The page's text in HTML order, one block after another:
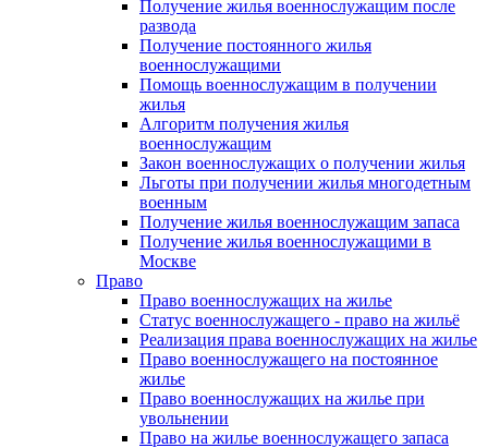
Получение жилья военнослужащим после
развода
Получение постоянного жилья
военнослужащими
Помощь военнослужащим в получении
жилья
Алгоритм получения жилья
военнослужащим
Закон военнослужащих о получении жилья
Льготы при получении жилья многодетным
военным
Получение жилья военнослужащим запаса
Получение жилья военнослужащими в
Москве
Право
Право военнослужащих на жилье
Статус военнослужащего - право на жильё
Реализация права военнослужащих на жилье
Право военнослужащего на постоянное
жилье
Право военнослужащих на жилье при
увольнении
Право на жилье военнослужащего запаса